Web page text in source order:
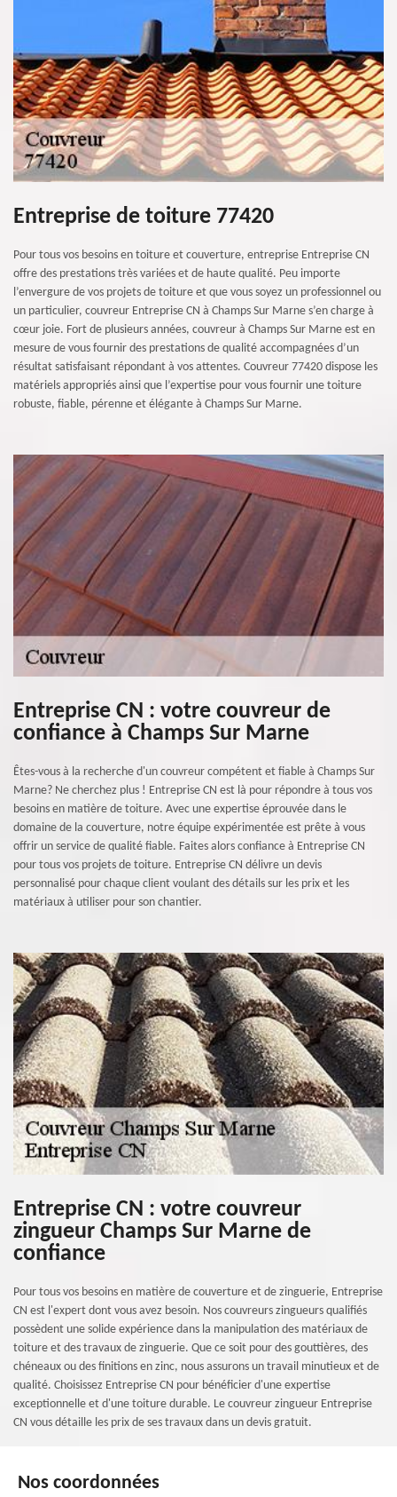
Entreprise de toiture 77420
Pour tous vos besoins en toiture et couverture, entreprise Entreprise CN
offre des prestations très variées et de haute qualité. Peu importe
l’envergure de vos projets de toiture et que vous soyez un professionnel ou
un particulier, couvreur Entreprise CN à Champs Sur Marne s’en charge à
cœur joie. Fort de plusieurs années, couvreur à Champs Sur Marne est en
mesure de vous fournir des prestations de qualité accompagnées d’un
résultat satisfaisant répondant à vos attentes. Couvreur 77420 dispose les
matériels appropriés ainsi que l’expertise pour vous fournir une toiture
robuste, fiable, pérenne et élégante à Champs Sur Marne.
Entreprise CN : votre couvreur de
confiance à Champs Sur Marne
Êtes-vous à la recherche d'un couvreur compétent et fiable à Champs Sur
Marne? Ne cherchez plus ! Entreprise CN est là pour répondre à tous vos
besoins en matière de toiture. Avec une expertise éprouvée dans le
domaine de la couverture, notre équipe expérimentée est prête à vous
offrir un service de qualité fiable. Faites alors confiance à Entreprise CN
pour tous vos projets de toiture. Entreprise CN délivre un devis
personnalisé pour chaque client voulant des détails sur les prix et les
matériaux à utiliser pour son chantier.
Entreprise CN : votre couvreur
zingueur Champs Sur Marne de
confiance
Pour tous vos besoins en matière de couverture et de zinguerie, Entreprise
CN est l'expert dont vous avez besoin. Nos couvreurs zingueurs qualifiés
possèdent une solide expérience dans la manipulation des matériaux de
toiture et des travaux de zinguerie. Que ce soit pour des gouttières, des
chéneaux ou des finitions en zinc, nous assurons un travail minutieux et de
qualité. Choisissez Entreprise CN pour bénéficier d'une expertise
exceptionnelle et d'une toiture durable. Le couvreur zingueur Entreprise
CN vous détaille les prix de ses travaux dans un devis gratuit.
Nos coordonnées